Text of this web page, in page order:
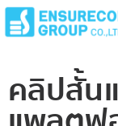
คลิปสั้น